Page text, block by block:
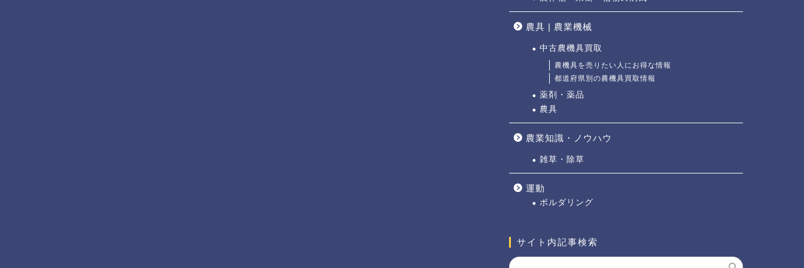
農具 | 農業機械
中古農機具買取
農機具を売りたい人にお得な情報
都道府県別の農機具買取情報
薬剤・薬品
農具
農業知識・ノウハウ
雑草・除草
運動
ボルダリング
サイト内記事検索